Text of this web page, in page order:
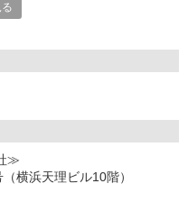
とスムーズです。
受付中です！
い。
≫
横浜天理ビル10階）